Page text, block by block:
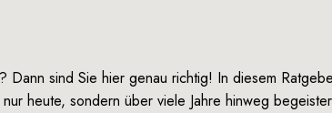
sind Sie hier genau richtig! In diesem
heute, sondern über viele Jahre hinweg